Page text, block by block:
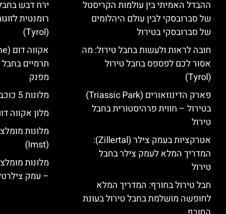
ההבדל האמיתי בין עולמות הקריסטל
של סברובסקי לבין עולם היהלומים
של סברובסקי בטירול
חובה לראות ולעשות בחבל טירול: מה
אסור לכם לפספס בחבל טירול
(Tyrol)
פארק הדינוזאורים (Triassic Park)
בטירול – חווית פרהיסטורית בחבל
טירול
אטרקציות בעמק צילר (Zillertal):
המדריך המלא לעמק צילר בחבל
טירול
חבל טירול בחורף: המדריך המלא
לחופשה מושלמת בחבל טירול בעונת
ירח דבש
רומנטית
(Tyrol)
תרמיים
מפנק
מלונות 5 כוכבים בחבל טירול
מלון אקווה
מלונות
(Imst)
– עמק